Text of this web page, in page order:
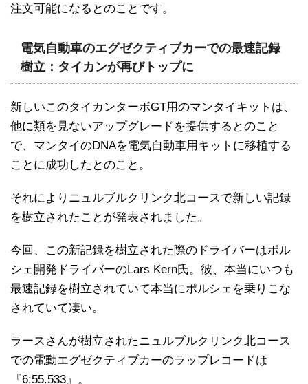
注文可能になるとのことです。
電気自動車のエグゼクティブカーでの最速記録
樹立：タイカンが再びトップに
新しいこのタイカンターボGT用のマンタイキットは、
他に類を見ないアップグレードを提供するとのこと
で、マンタイのDNAを電気自動車用キットに移植する
ことに成功したとのこと。
それによりニュルブルクリンク北コースで新しい記録
を樹立されたことが発表されました。
今回、この新記録を樹立された際のドライバーはポル
シェ開発ドライバーのLars Kern氏。彼、本当にいつも
最速記録を樹立されていて本当にポルシェを乗りこな
されていて凄い。
ラースさんが樹立されたニュルブルクリンク北コース
での電動エグゼクティブカーのラップレコードは
『6:55.533』。